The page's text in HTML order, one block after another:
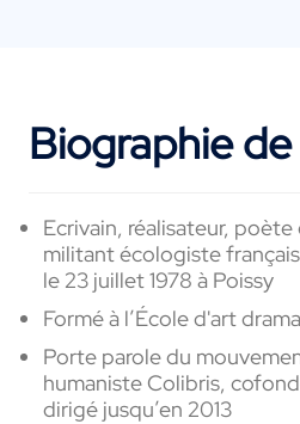
Biographie
Ecrivain, réalisateur, poète
militant écologiste
le 23 juillet 1978 à Poissy
Formé à l’École d'art
Porte parole du
humaniste Colibris,
dirigé jusqu’en 2013